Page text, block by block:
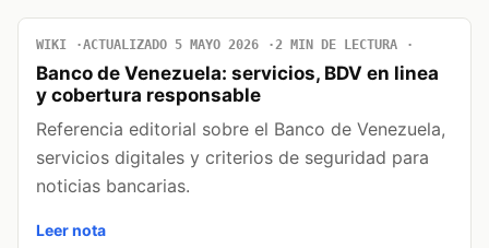
WIKI ACTUALIZADO 5 MAYO 2026 2 MIN DE LECTURA
Banco de Venezuela: servicios, BDV en linea
y cobertura responsable
Referencia editorial sobre el Banco de Venezuela,
servicios digitales y criterios de seguridad para
noticias bancarias.
Leer nota